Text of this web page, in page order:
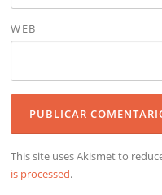
WEB
This site uses Akismet to
is processed.